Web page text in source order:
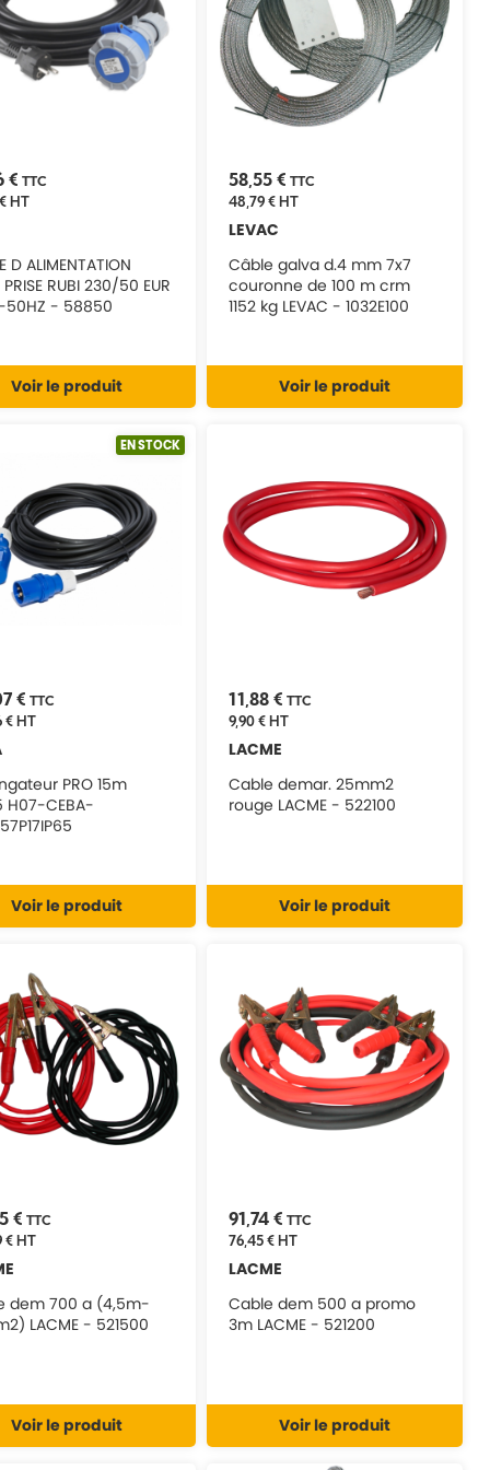
€ TTC
HT
D ALIMENTATION
RUBI 230/50 EUR
50HZ - 58850
Voir le produit
58,55 € TTC
48,79 €HT
LEVAC
Câble galva d.4 mm 7x7
couronne de 100 m crm
1152 kg LEVAC - 1032E100
Voir le produit
EN STOCK
€ TTC
€HT
PRO 15m
H07-CEBA-
Voir le produit
11,88 € TTC
9,90 €HT
LACME
Cable demar. 25mm2
rouge LACME - 522100
Voir le produit
€ TTC
€HT
dem 700 a (4,5m-
LACME - 521500
Voir le produit
91,74 € TTC
76,45 €HT
LACME
Cable dem 500 a promo
3m LACME - 521200
Voir le produit